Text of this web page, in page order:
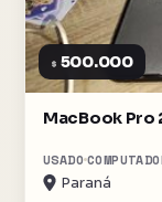
$ 500.000
MacBook Pro
USADO
Paraná